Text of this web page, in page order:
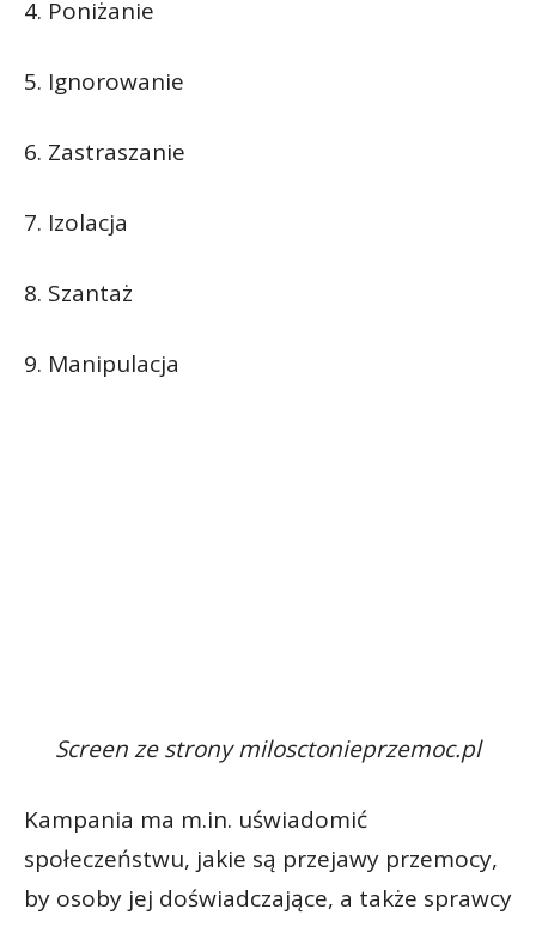
4. Poniżanie
5. Ignorowanie
6. Zastraszanie
7. Izolacja
8. Szantaż
9. Manipulacja
Screen ze strony milosctonieprzemoc.pl
Kampania ma m.in. uświadomić
społeczeństwu, jakie są przejawy przemocy,
by osoby jej doświadczające, a także sprawcy